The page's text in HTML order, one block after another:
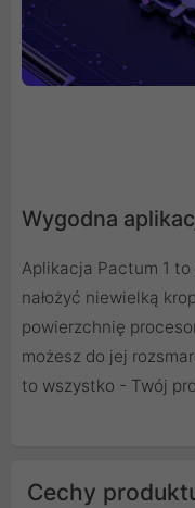
Wygodna
Aplikacja Pactum 1
nałożyć niewielką
powierzchnię
możesz do jej
to wszystko - Twój
Cechy